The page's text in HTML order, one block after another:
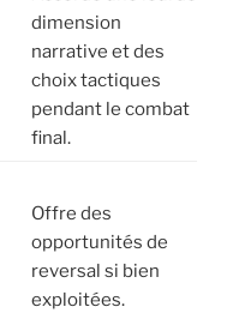
dimension
narrative et des
choix tactiques
pendant le combat
final.
Offre des
opportunités de
reversal si bien
exploitées.